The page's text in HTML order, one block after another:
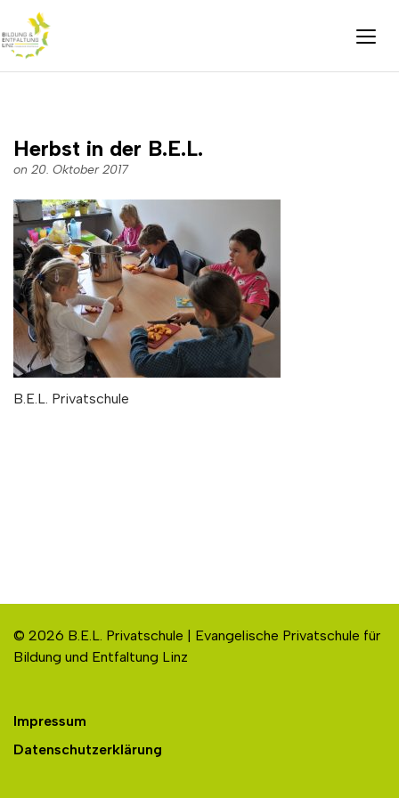
Herbst in der B.E.L.
on 20. Oktober 2017
B.E.L. Privatschule
© 2026 B.E.L. Privatschule | Evangelische Privatschule für
Bildung und Entfaltung Linz
Impressum
Datenschutzerklärung